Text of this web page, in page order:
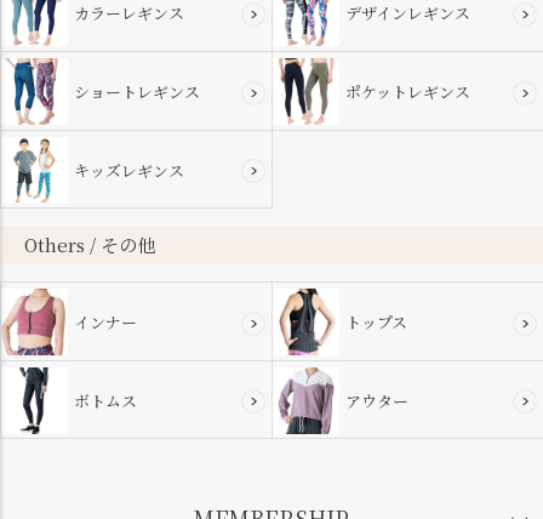
カラーレギンス デザインレギンス
ショートレギンス ポケットレギンス
キッズレギンス
Others / その他
インナー トップス
ボトムス アウター